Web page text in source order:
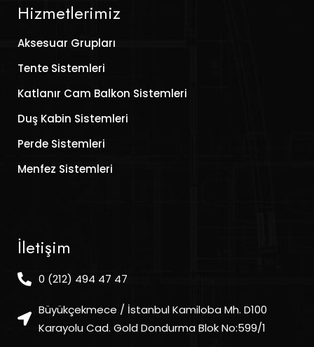
Hizmetlerimiz
Aksesuar Grupları
Tente Sistemleri
Katlanır Cam Balkon Sistemleri
Duş Kabin Sistemleri
Perde Sistemleri
Menfez Sistemleri
İletişim
0 (212) 494 47 47
Büyükçekmece / İstanbul Kamiloba Mh. D100
Karayolu Cad. Gold Dondurma Blok No:599/1